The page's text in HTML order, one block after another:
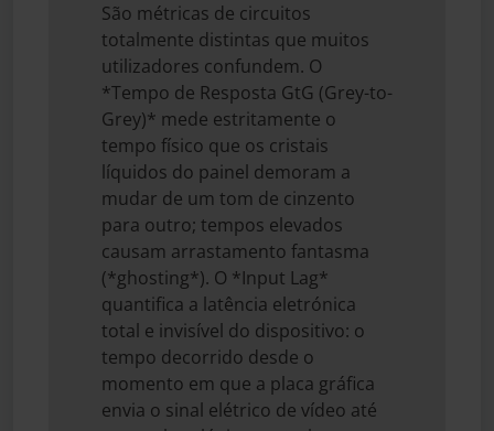
São métricas de circuitos
totalmente distintas que muitos
utilizadores confundem. O
*Tempo de Resposta GtG (Grey-to-
Grey)* mede estritamente o
tempo físico que os cristais
líquidos do painel demoram a
mudar de um tom de cinzento
para outro; tempos elevados
causam arrastamento fantasma
(*ghosting*). O *Input Lag*
quantifica a latência eletrónica
total e invisível do dispositivo: o
tempo decorrido desde o
momento em que a placa gráfica
envia o sinal elétrico de vídeo até